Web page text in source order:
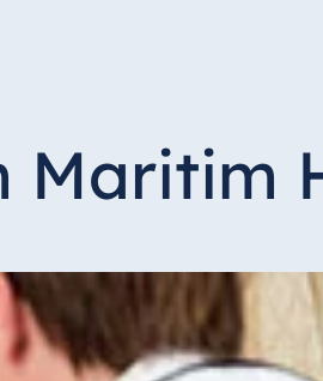
Maritim